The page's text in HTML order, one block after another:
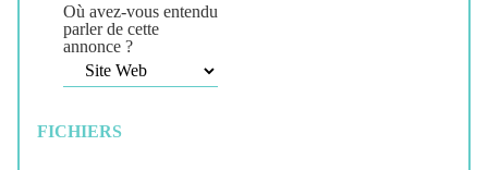
Où avez-vous entendu
parler de cette
annonce ?
FICHIERS